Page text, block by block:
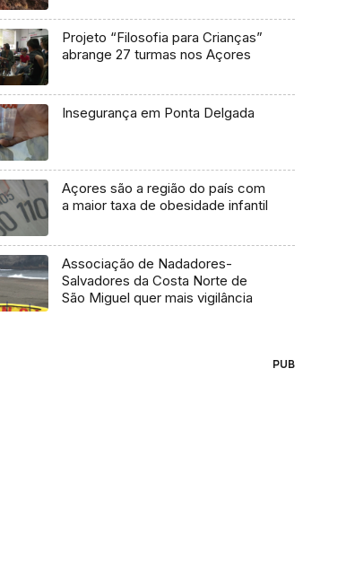
Projeto “Filosofia para Crianças”
abrange 27 turmas nos Açores
Insegurança em Ponta Delgada
Açores são a região do país com
a maior taxa de obesidade infantil
Associação de Nadadores-
Salvadores da Costa Norte de
São Miguel quer mais vigilância
PUB